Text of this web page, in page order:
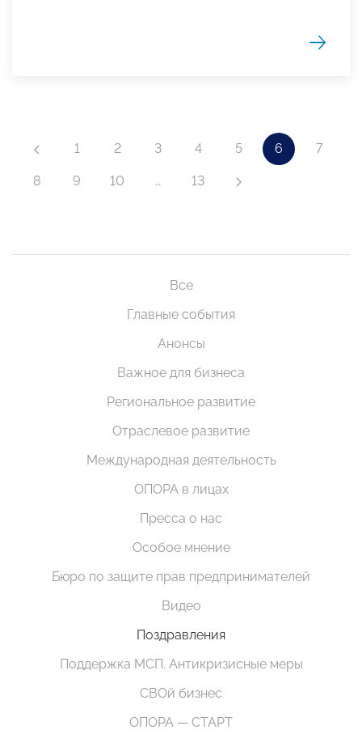
1 2 3 4 5 6 7
8 9 10 … 13
Все
Главные события
Анонсы
Важное для бизнеса
Региональное развитие
Отраслевое развитие
Международная деятельность
ОПОРА в лицах
Пресса о нас
Особое мнение
Бюро по защите прав предпринимателей
Видео
Поздравления
Поддержка МСП. Антикризисные меры
СВОй бизнес
ОПОРА — СТАРТ